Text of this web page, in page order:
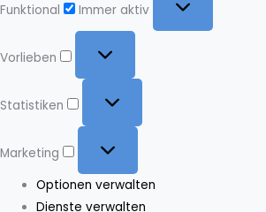
Funktional
Immer aktiv
Vorlieben
Statistiken
Marketing
Optionen verwalten
Dienste verwalten